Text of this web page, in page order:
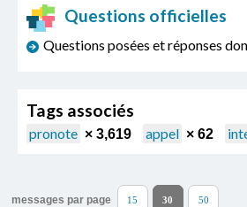
Questions officielles
Questions posées et réponses
Tags associés
pronote × 3,619 appel × 62
messages par page 15 30 50